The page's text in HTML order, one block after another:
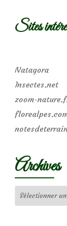
Sites
Natagora
Insectes.net
zoom-
Archives